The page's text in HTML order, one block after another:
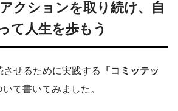
クションを取り続け、自
て人生を歩もう
せるために実践する
「コミッテッ
いて書いてみました。